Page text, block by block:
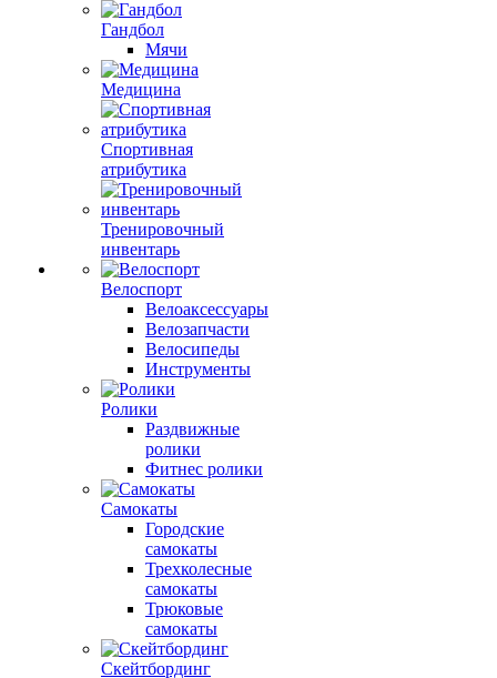
Гандбол
Мячи
Медицина
Спортивная
атрибутика
Тренировочный
инвентарь
Велоспорт
Велоаксессуары
Велозапчасти
Велосипеды
Инструменты
Ролики
Раздвижные
ролики
Фитнес ролики
Самокаты
Городские
самокаты
Трехколесные
самокаты
Трюковые
самокаты
Скейтбординг